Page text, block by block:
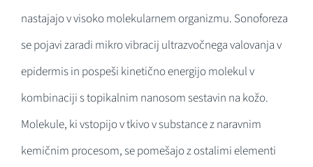
nastajajo v visoko molekularnem organizmu. Sonoforeza
se pojavi zaradi mikro vibracij ultrazvočnega valovanja v
epidermis in pospeši kinetično energijo molekul v
kombinaciji s topikalnim nanosom sestavin na kožo.
Molekule, ki vstopijo v tkivo v substance z naravnim
kemičnim procesom, se pomešajo z ostalimi elementi